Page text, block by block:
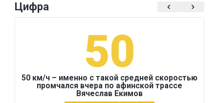
Цифра
50
50 км/ч – именно с такой средней скоростью
промчался вчера по афинской трассе
Вячеслав Екимов